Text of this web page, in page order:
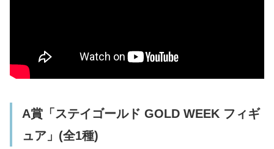
A賞「ステイゴールド GOLD WEEK フィギ
ュア」(全1種)